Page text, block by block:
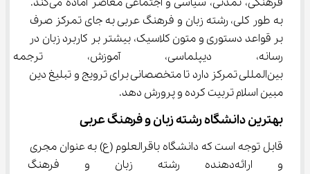
به طور کلی، رشته زبان و فرهنگ عربی به جای تمرکز صرف
بر قواعد دستوری و متون کلاسیک، بیشتر بر کاربرد زبان در
رسانه، دیپلماسی، آموزش،
بین‌المللی تمرکز دارد تا متخصصانی برای ترویج و تبلیغ دین
مبین اسلام تربیت کرده و پرورش دهد.
بهترین دانشگاه رشته زبان و فرهنگ عربی
قابل توجه است که دانشگاه باقرالعلوم (ع) به عنوان مجری
و ارائه‌دهنده رشته زبان و فرهنگ عربی توانسته است یکی از